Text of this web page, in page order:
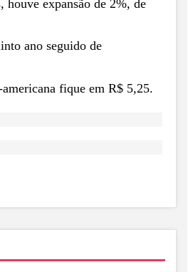
expansão de 2%, de
ano seguido de
fique em R$ 5,25.